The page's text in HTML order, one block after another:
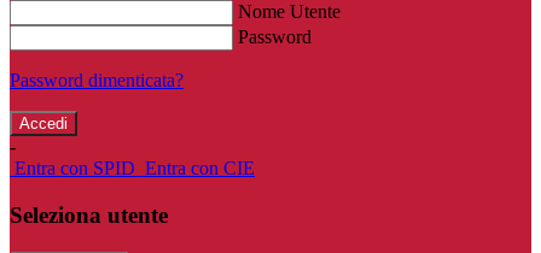
Nome Utente
Password
Password dimenticata?
-
Entra con SPID Entra con CIE
Seleziona utente